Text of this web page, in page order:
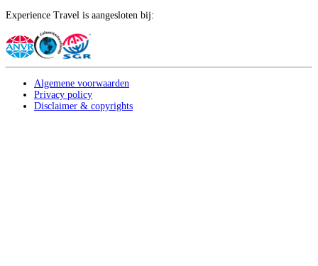
Experience Travel is aangesloten bij:
Algemene voorwaarden
Privacy policy
Disclaimer & copyrights